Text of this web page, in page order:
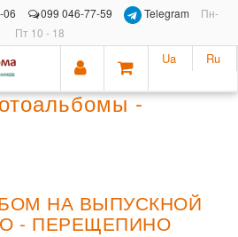
06 099 046-77-59 Telegram
Пн-
Пт 10 - 18
Ua Ru
-
НА ВЫПУСКНОЙ
- ПЕРЕЩЕПИНО